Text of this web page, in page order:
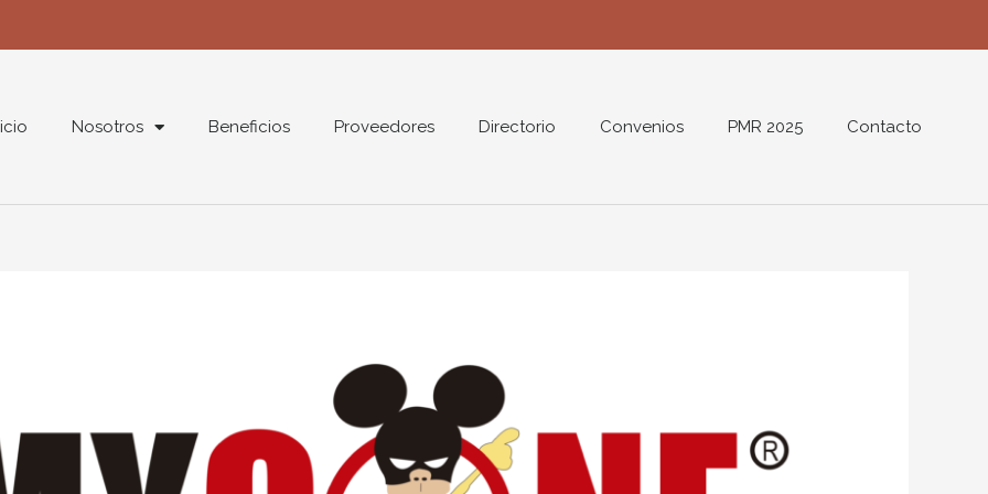
Nosotros Beneficios Proveedores Directorio Convenios PMR 2025 Contacto